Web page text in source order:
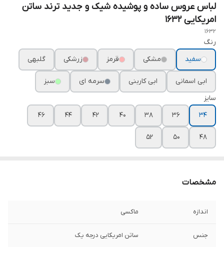
لباس عروس ساده و پوشیده شیک و جدید ترند ساتن
امریکایی ۱۶۳۲
1632
رنگ
سفید
مشکی قرمز زرشکی گلبهی
ابی اسمانی ابی کاربنی سرمه ای
سبز
سایز
۳۴
۳۶ ۳۸ ۴۰ ۴۲ ۴۴ ۴۶
۴۸ ۵۰ ۵۲
مشخصات
اندازه ماکسی
جنس ساتن امریکایی درجه یک